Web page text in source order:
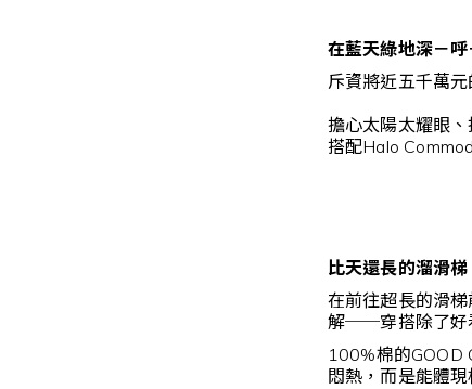
在藍天綠地深－呼
斥資將近五千萬
擔心太陽太耀眼
搭配Halo
比天還長的溜滑梯
在前往超長的滑
解──穿搭除了好
100%棉的GOOD
悶熱，而是能體